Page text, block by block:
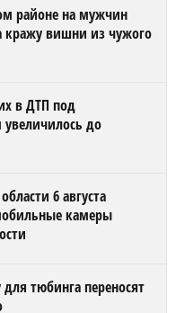
районе на мужчин
кражу вишни из чужого
в ДТП под
увеличилось до
6 августа
камеры
для тюбинга переносят